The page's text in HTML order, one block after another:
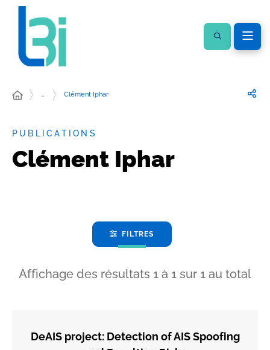
… Clément Iphar
PUBLICATIONS
Clément Iphar
FILTRES
Affichage des résultats 1 à 1 sur 1 au total
DeAIS project: Detection of AIS Spoofing